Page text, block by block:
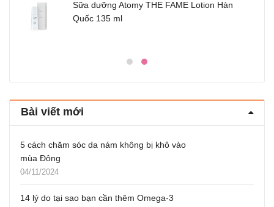
Sữa dưỡng Atomy THE FAME Lotion Hàn
Quốc 135 ml
Bài viết mới
5 cách chăm sóc da nám không bị khô vào
mùa Đông
04/11/2024
14 lý do tại sao bạn cần thêm Omega-3